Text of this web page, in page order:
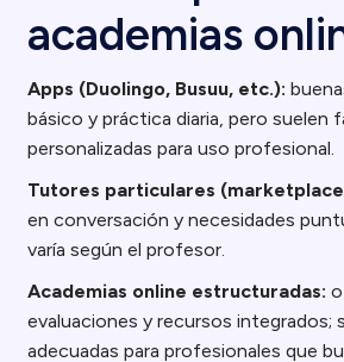
academias
Apps (Duolingo, Busuu, etc.):
básico y práctica diaria, pero suelen
personalizadas para uso profesional.
Tutores particulares
en conversación y necesidades
varía según el profesor.
Academias online estructuradas:
evaluaciones y recursos integrados;
adecuadas para profesionales que